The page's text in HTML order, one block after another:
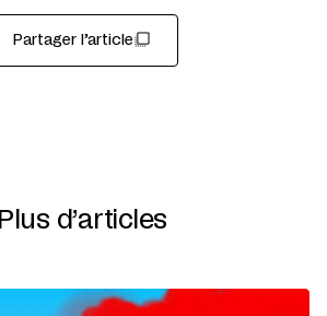
Partager l’article
Plus d’articles